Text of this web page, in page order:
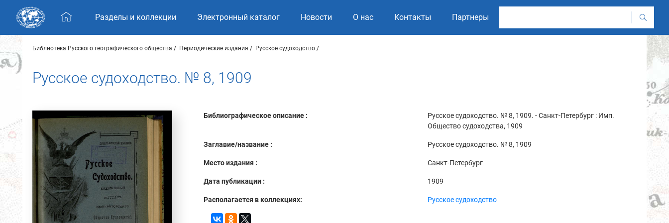
Skip navigation
Разделы и коллекции Электронный каталог Новости О нас Контакты Партнеры
Библиотека Русского географического общества Периодические издания Русское судоходство
Русское судоходство. № 8, 1909
Библиографическое описание :
Русское судоходство. № 8, 1909. - Санкт-Петербург : Имп.
Общество судоходства, 1909
Заглавие/название : Русское судоходство. № 8, 1909
Место издания : Санкт-Петербург
Дата публикации : 1909
Располагается в коллекциях: Русское судоходство